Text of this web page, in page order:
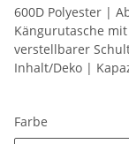
600D Polyester |
Kängurutasche
verstellbarer
Inhalt/Deko |
Farbe